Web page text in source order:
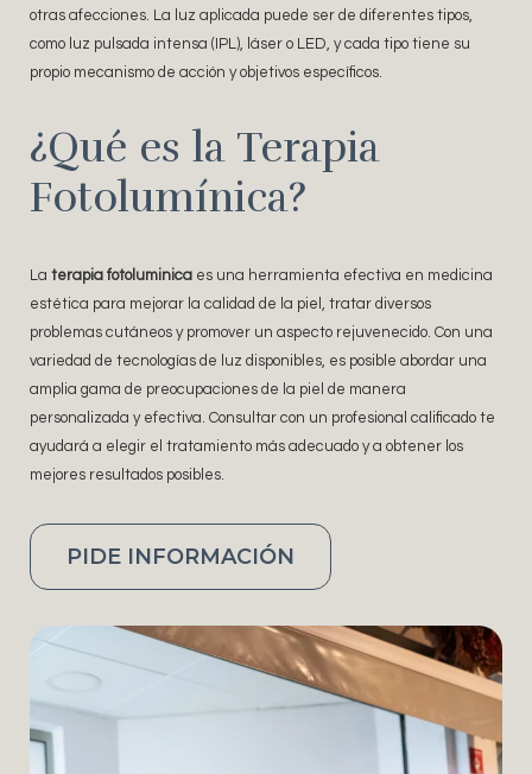
otras afecciones. La luz aplicada puede ser de diferentes tipos,
como luz pulsada intensa (IPL), láser o LED, y cada tipo tiene su
propio mecanismo de acción y objetivos específicos.
¿Qué es la Terapia
Fotolumínica?
La terapia fotoluminica es una herramienta efectiva en medicina
estética para mejorar la calidad de la piel, tratar diversos
problemas cutáneos y promover un aspecto rejuvenecido. Con una
variedad de tecnologías de luz disponibles, es posible abordar una
amplia gama de preocupaciones de la piel de manera
personalizada y efectiva. Consultar con un profesional calificado te
ayudará a elegir el tratamiento más adecuado y a obtener los
mejores resultados posibles.
PIDE INFORMACIÓN